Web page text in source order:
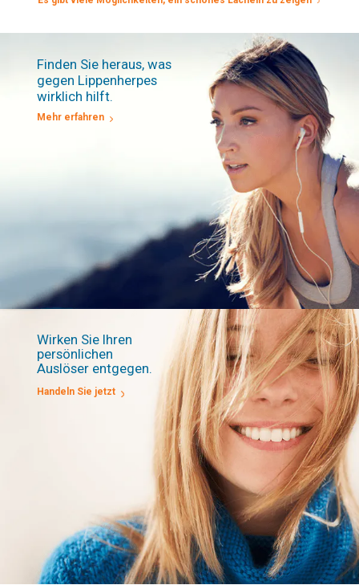
Finden Sie heraus, was
gegen Lippenherpes
wirklich hilft.
Mehr erfahren
Wirken Sie Ihren
persönlichen
Auslöser entgegen.
Handeln Sie jetzt